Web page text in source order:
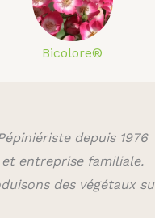
Bicolore®
depuis 1976
et entreprise familiale.
des végétaux